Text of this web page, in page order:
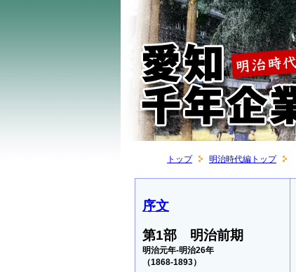
トップ 明治時代編トップ
序文
第1部 明治前期
明治元年-明治26年
（1868-1893）